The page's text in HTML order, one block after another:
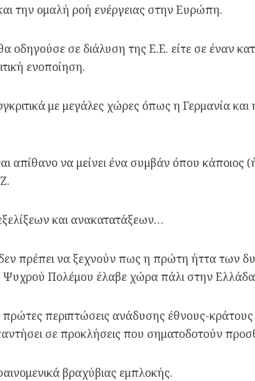
την ομαλή ροή ενέργειας στην Ευρώπη.
οδηγούσε σε διάλυση της Ε.Ε. είτε σε έναν
ενοποίηση.
με μεγάλες χώρες όπως η Γερμανία και
απίθανο να μείνει ένα συμβάν όπου κάποιος
και ανακατατάξεων…
πρέπει να ξεχνούν πως η πρώτη ήττα των
Πολέμου έλαβε χώρα πάλι στην
περιπτώσεις ανάδυσης έθνους-
σε προκλήσεις που σηματοδοτούν
βραχύβιας εμπλοκής.